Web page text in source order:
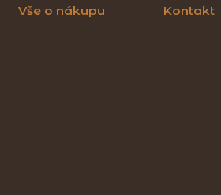
Vše o nákupu Kontakt